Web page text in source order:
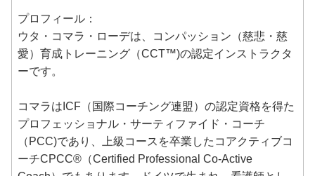
プロフィール：
ウタ・コマラ・ローデは、コンパッション（慈悲・慈
愛）育成トレーニング（CCT™️)の認定インストラクタ
ーです。
コマラはICF（国際コーチング連盟）の認定資格を得た
プロフェッショナル・サーティファイド・コーチ
（PCC)であり、上級コースを卒業したコアクティブコ
ーチCPCC®（Certified Professional Co-Active